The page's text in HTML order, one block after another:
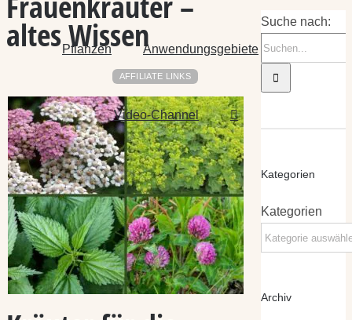
Pflanzen Anwendungsgebiete
Video-Channel
altes Wissen
AFFILIATE LINKS
Suche nach:
Kategorien
Kategorien
Archiv